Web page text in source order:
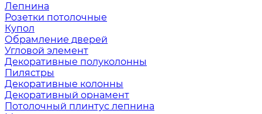
Лепнина
Розетки потолочные
Купол
Обрамление дверей
Угловой элемент
Декоративные полуколонны
Пилястры
Декоративные колонны
Декоративный орнамент
Потолочный плинтус лепнина